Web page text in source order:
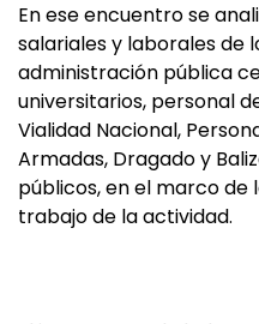
En ese encuentro se
salariales y laborales de
administración pública
universitarios, personal
Vialidad Nacional,
Armadas, Dragado y
públicos, en el marco de
trabajo de la actividad.